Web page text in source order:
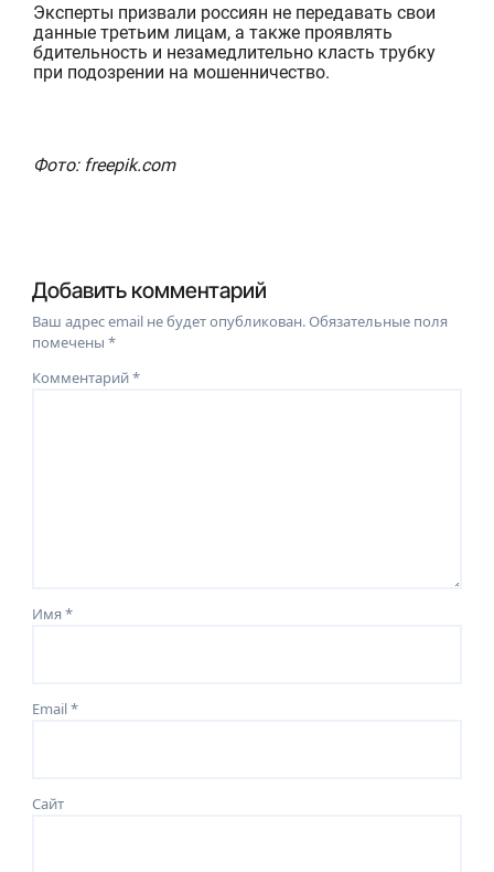
Эксперты призвали россиян не передавать свои
данные третьим лицам, а также проявлять
бдительность и незамедлительно класть трубку
при подозрении на мошенничество.
Фото: freepik.com
Добавить комментарий
Ваш адрес email не будет опубликован.Обязательные поля
помечены*
Комментарий*
Имя*
Email*
Сайт